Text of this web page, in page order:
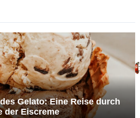
Gelato: Eine Reise durch
der Eiscreme